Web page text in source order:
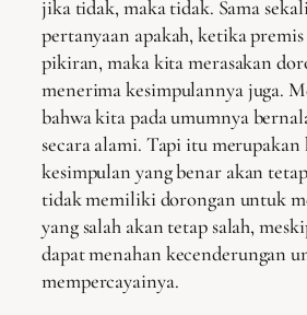
jika tidak, maka tidak. Sama
pertanyaan apakah, ketika
pikiran, maka kita merasakan
menerima kesimpulannya juga.
bahwa kita pada umumnya
secara alami. Tapi itu merupakan
kesimpulan yang benar akan
tidak memiliki dorongan untuk
yang salah akan tetap salah,
dapat menahan kecenderungan
mempercayainya.